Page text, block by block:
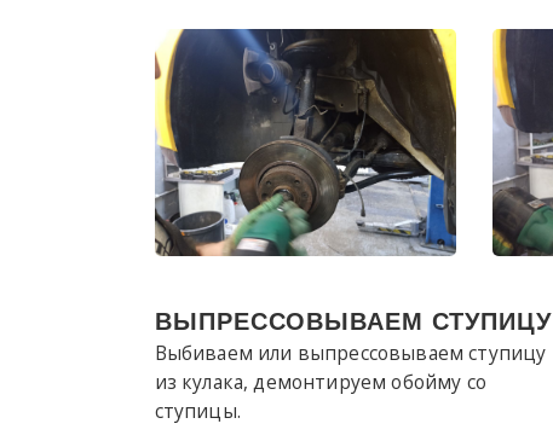
ВЫПРЕССОВЫВАЕМ СТУПИЦУ
Выбиваем или выпрессовываем ступицу
из кулака, демонтируем обойму со
ступицы.